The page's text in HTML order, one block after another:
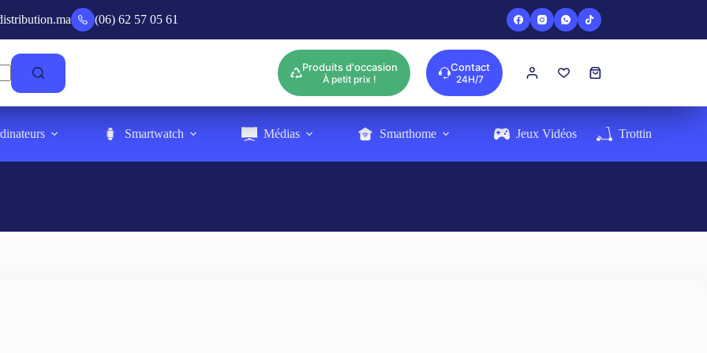
(06) 62 57 05 61
Produits d'occasion
À petit prix !
Contact
24H/7
Panier
Smartwatch Médias Smarthome Jeux Vidéos Trottinette